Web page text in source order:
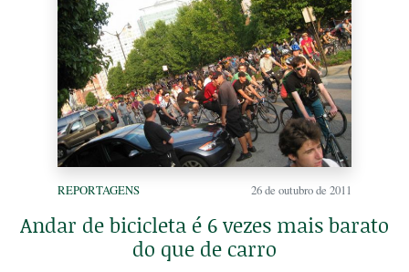
REPORTAGENS 26 de outubro de 2011
Andar de bicicleta é 6 vezes mais barato
do que de carro